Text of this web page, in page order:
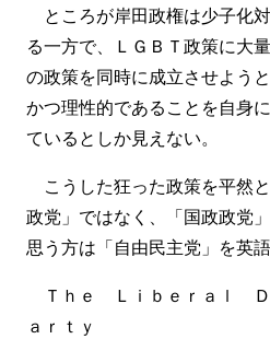
ところが岸田政権は少子化
る一方で、ＬＧＢＴ政策に大
の政策を同時に成立させよう
かつ理性的であることを自身
ているとしか見えない。
こうした狂った政策を平然
政党」ではなく、「国政政党
思う方は「自由民主党」を英
Ｔｈｅ Ｌｉｂｅｒａｌ
ａｒｔｙ